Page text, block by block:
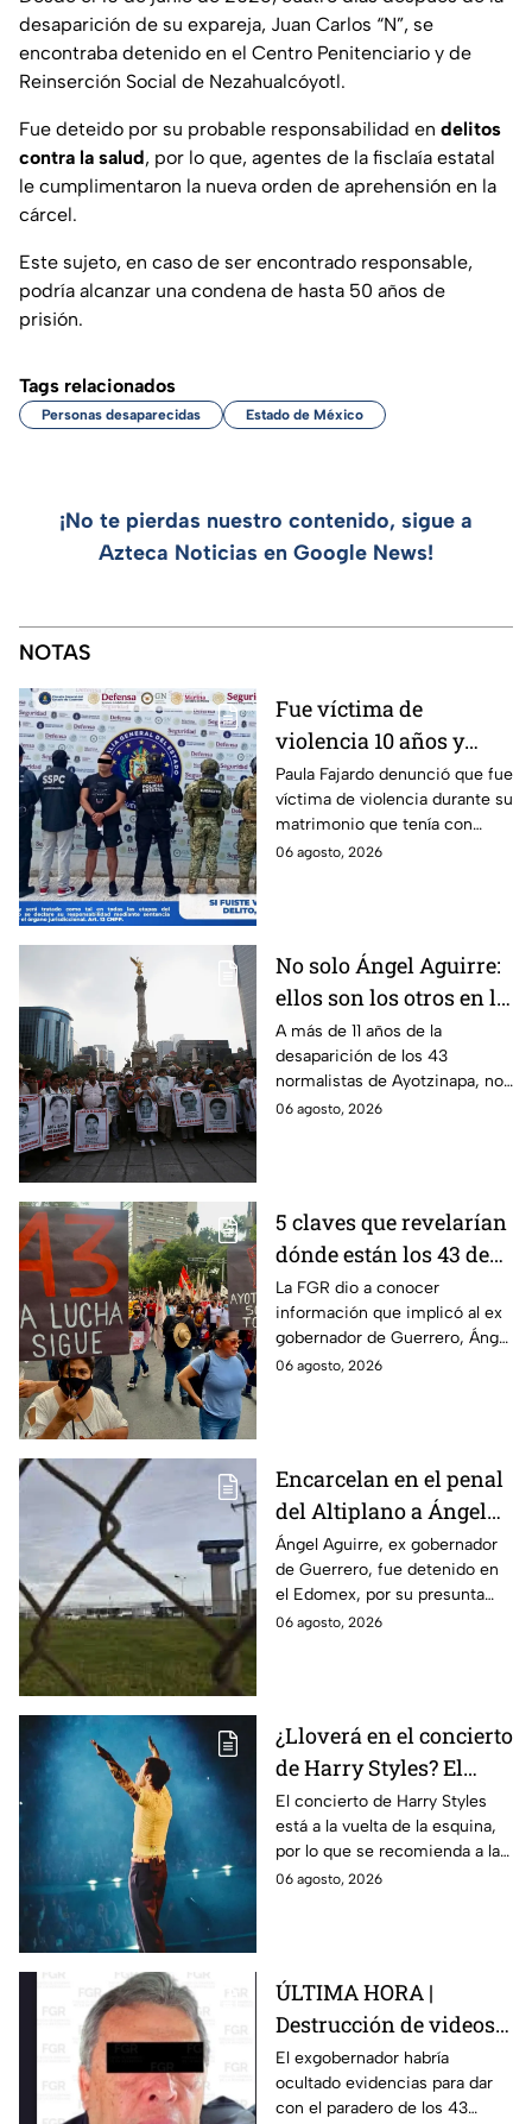
desaparición de su expareja, Juan Carlos “N”, se
encontraba detenido en el Centro Penitenciario y de
Reinserción Social de Nezahualcóyotl.
Fue deteido por su probable responsabilidad en delitos
contra la salud, por lo que, agentes de la fisclaía estatal
le cumplimentaron la nueva orden de aprehensión en la
cárcel.
Este sujeto, en caso de ser encontrado responsable,
podría alcanzar una condena de hasta 50 años de
prisión.
Tags relacionados
Personas desaparecidas Estado de México
¡No te pierdas nuestro contenido, sigue a
Azteca Noticias en Google News!
NOTAS
Fue víctima de
violencia 10 años y
hasta ahora detienen al
presunto agresor: el
caso de Paula Fajardo
Paula Fajardo denunció que fue
víctima de violencia durante su
matrimonio que tenía con
Jorge Francisco “N”, quien fue
06 agosto, 2026
No solo Ángel Aguirre:
ellos son los otros en la
lupa por el caso
Ayotzinapa
A más de 11 años de la
desaparición de los 43
normalistas de Ayotzinapa, no
se ha conocido el paradero de
06 agosto, 2026
5 claves que revelarían
dónde están los 43 de
Ayotzinapa tras
captura de Ángel
Aguirre, ex gobernador
de Guerrero
La FGR dio a conocer
información que implicó al ex
gobernador de Guerrero, Ángel
Aguirre, quien fue detenido
06 agosto, 2026
Encarcelan en el penal
del Altiplano a Ángel
Aguirre, ex gobernador
de Guerrero por caso
Ayotzinapa
Ángel Aguirre, ex gobernador
de Guerrero, fue detenido en
el Edomex, por su presunta
participación en la
06 agosto, 2026
¿Lloverá en el concierto
de Harry Styles? El
pronóstico del clima
para este viernes en
CDMX
El concierto de Harry Styles
está a la vuelta de la esquina,
por lo que se recomienda a las
y los fanáticos revisar el clima
06 agosto, 2026
ÚLTIMA HORA |
Destrucción de videos
clave y amenazas a
testigos por parte de
El exgobernador habría
ocultado evidencias para dar
con el paradero de los 43